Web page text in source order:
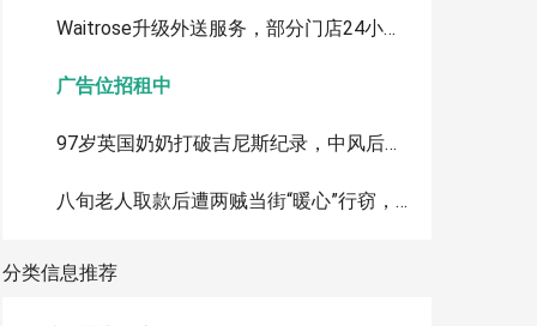
Waitrose升级外送服务，部分门店24小时配送、最快20分钟送达
广告位招租中
97岁英国奶奶打破吉尼斯纪录，中风后仍勇闯机翼行走
八旬老人取款后遭两贼当街“暖心”行窃，骗局被监控拍下，全城寻人
分类信息推荐